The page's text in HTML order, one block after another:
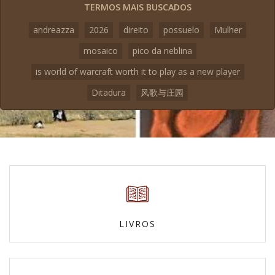
TERMOS MAIS BUSCADOS
andreazza
2026 direito possuelo
Mulher
mosaico
pico da neblina
is world of warcraft worth it to play as a new player
Ditadura
风歌与庄园
LIVROS